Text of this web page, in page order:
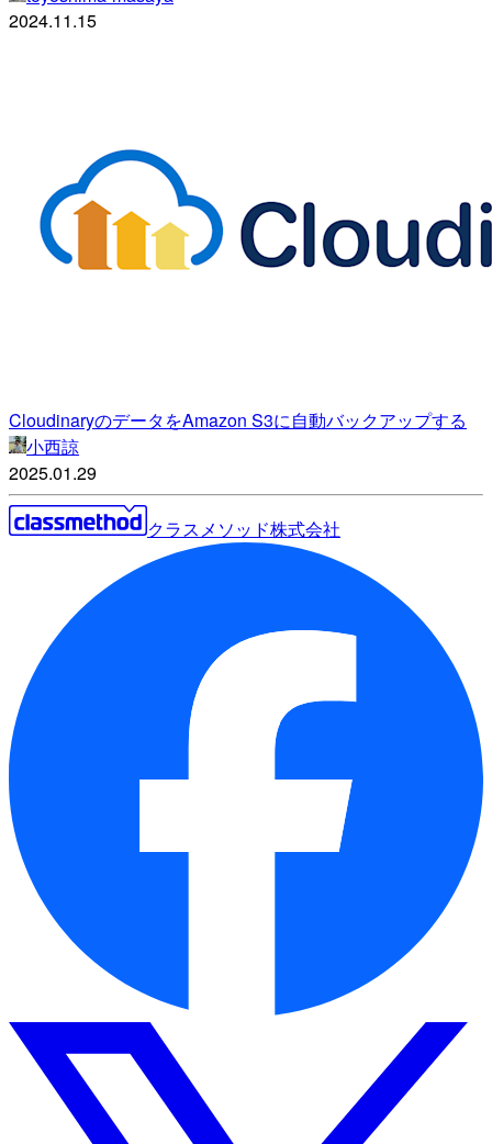
2024.11.15
CloudinaryのデータをAmazon S3に自動バックアップする
小西諒
2025.01.29
クラスメソッド株式会社